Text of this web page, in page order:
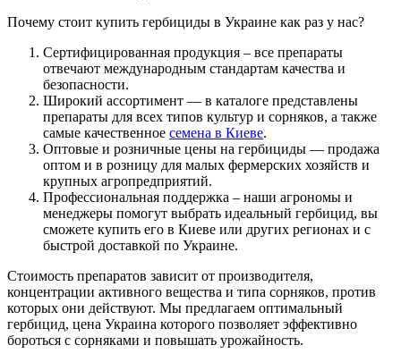
Почему стоит купить гербициды в Украине как раз у нас?
Сертифицированная продукция – все препараты
отвечают международным стандартам качества и
безопасности.
Широкий ассортимент — в каталоге представлены
препараты для всех типов культур и сорняков, а также
самые качественное семена в Киеве.
Оптовые и розничные цены на гербициды — продажа
оптом и в розницу для малых фермерских хозяйств и
крупных агропредприятий.
Профессиональная поддержка – наши агрономы и
менеджеры помогут выбрать идеальный гербицид, вы
сможете купить его в Киеве или других регионах и с
быстрой доставкой по Украине.
Стоимость препаратов зависит от производителя,
концентрации активного вещества и типа сорняков, против
которых они действуют. Мы предлагаем оптимальный
гербицид, цена Украина которого позволяет эффективно
бороться с сорняками и повышать урожайность.